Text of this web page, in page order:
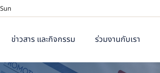
ข่าวสาร และกิจกรรม ร่วมงานกับเรา